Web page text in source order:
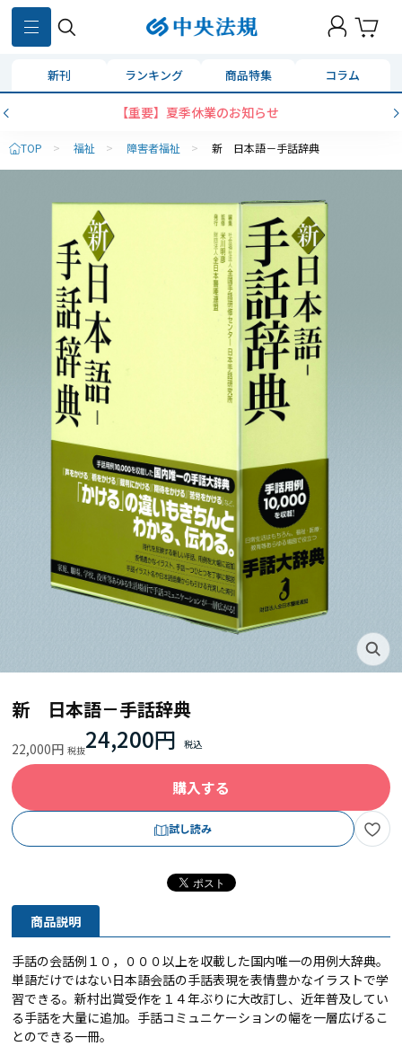
新刊 ランキング 商品特集 コラム
【重要】夏季休業のお知らせ
TOP > 福祉 > 障害者福祉 > 新 日本語－手話辞典
新 日本語－手話辞典
22,000円 24,200円
購入する
試し読み
商品説明
手話の会話例１０，０００以上を収載した国内唯一の用例大辞典。
単語だけではない日本語会話の手話表現を表情豊かなイラストで学
習できる。新村出賞受作を１４年ぶりに大改訂し、近年普及してい
る手話を大量に追加。手話コミュニケーションの幅を一層広げるこ
とのできる一冊。